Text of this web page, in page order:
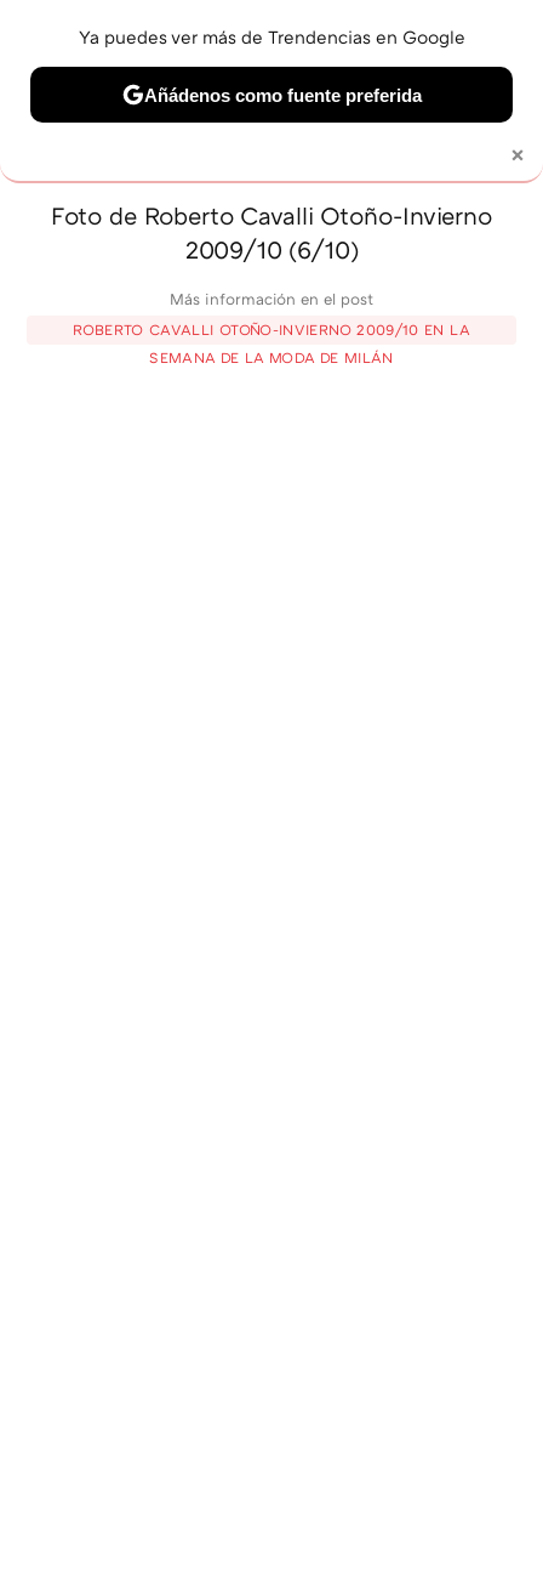
BELLEZA SHOPPING VIAJES GASTRO SNEAKERS
Foto de Roberto Cavalli Otoño-Invierno
2009/10 (6/10)
Más información en el post
ROBERTO CAVALLI OTOÑO-INVIERNO 2009/10 EN LA
SEMANA DE LA MODA DE MILÁN
×
Ya puedes ver más de Trendencias en Google
Añádenos como fuente preferida